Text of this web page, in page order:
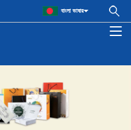
বাংলা ভাষার